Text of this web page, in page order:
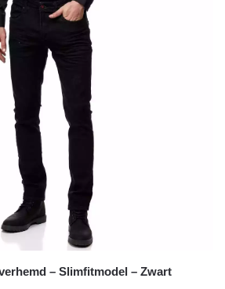
– Slimfitmodel – Zwart